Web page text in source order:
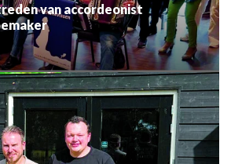
van accordeonist